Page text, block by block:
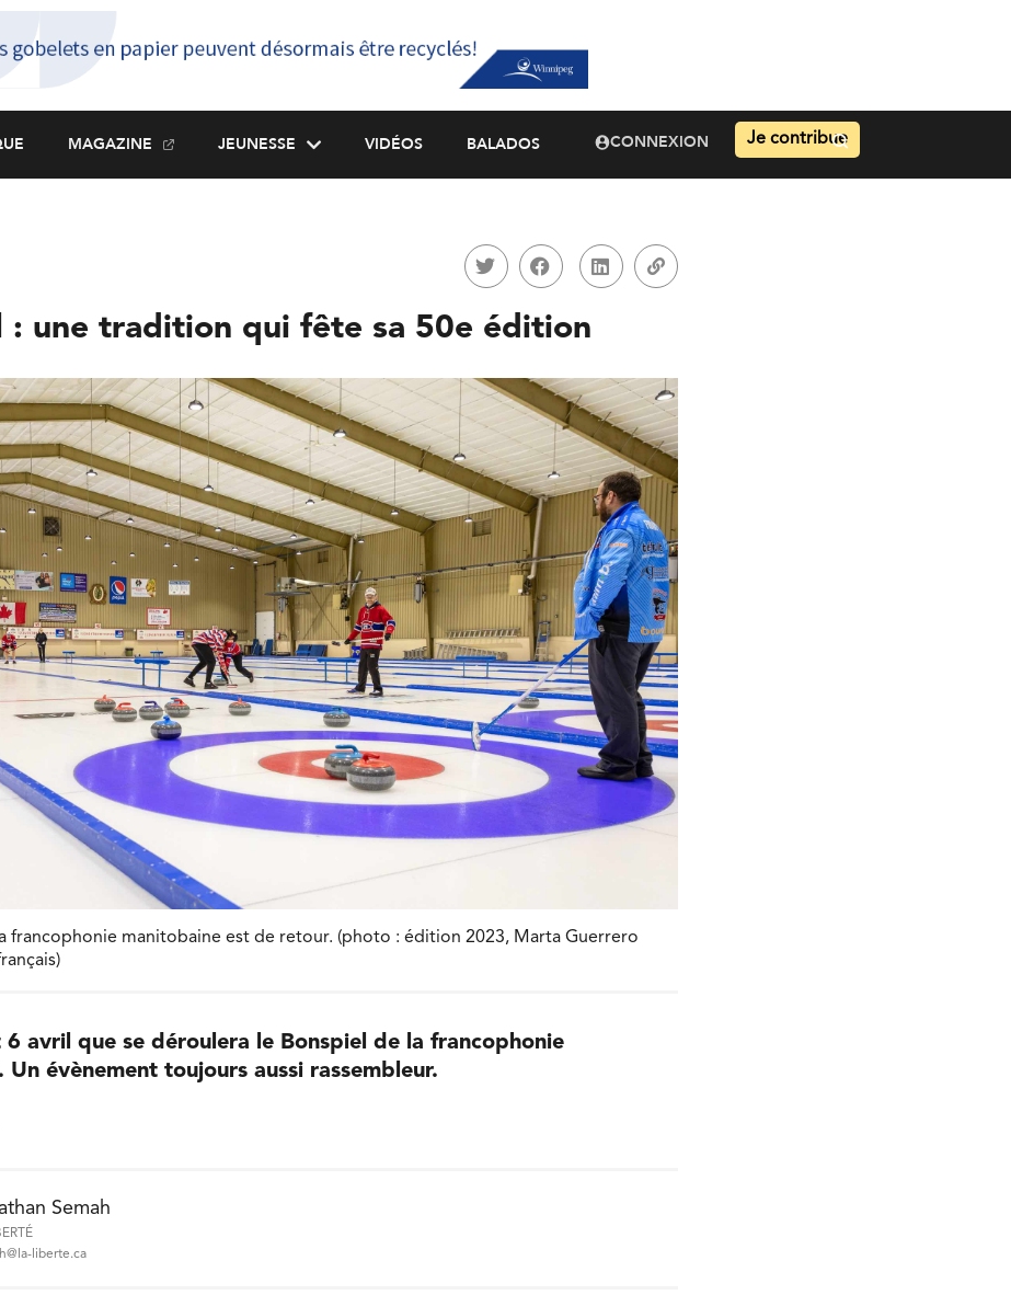
MAGAZINE JEUNESSE VIDÉOS BALADOS CONNEXION Je contribue
: une tradition qui fête sa 50e édition
francophonie manitobaine est de retour. (photo : édition 2023, Marta Guerrero
6 avril que se déroulera le Bonspiel de la francophonie
Un évènement toujours aussi rassembleur.
Semah
liberte.ca